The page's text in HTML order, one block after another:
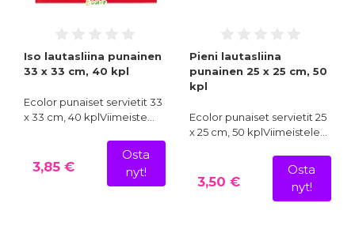
Iso lautasliina punainen
33 x 33 cm, 40 kpl
Ecolor punaiset servietit 33
x 33 cm, 40 kplViimeiste…
3,85 €
Osta
nyt!
Pieni lautasliina
punainen 25 x 25 cm, 50
kpl
Ecolor punaiset servietit 25
x 25 cm, 50 kplViimeistele…
3,50 €
Osta
nyt!